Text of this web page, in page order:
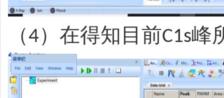
（4）在得知目前C1s峰